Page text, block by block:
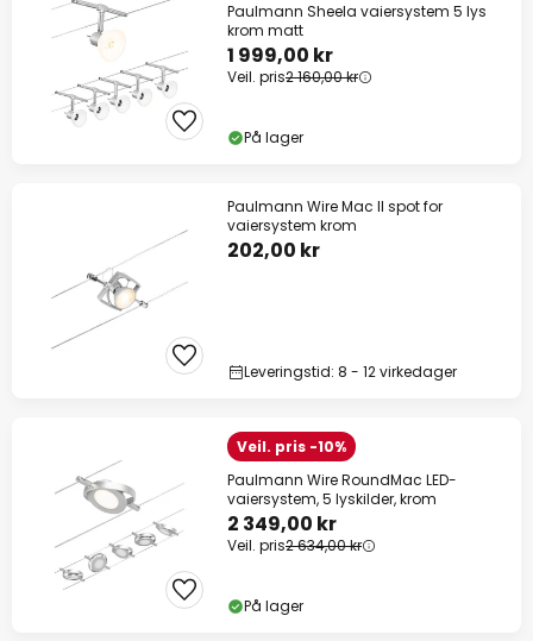
Paulmann Sheela vaiersystem 5 lys
krom matt
1 999,00 kr
Veil. pris2 160,00 kr
På lager
Paulmann Wire Mac II spot for
vaiersystem krom
202,00 kr
Leveringstid: 8 - 12 virkedager
Veil. pris -10%
Paulmann Wire RoundMac LED-
vaiersystem, 5 lyskilder, krom
2 349,00 kr
Veil. pris2 634,00 kr
På lager